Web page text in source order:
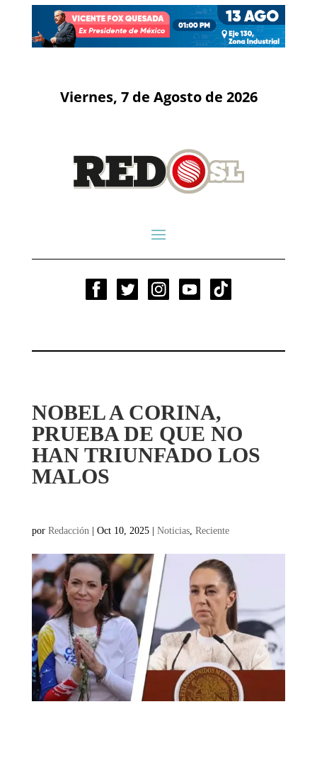
Viernes, 7 de Agosto de 2026
NOBEL A CORINA,
PRUEBA DE QUE NO
HAN TRIUNFADO LOS
MALOS
por Redacción | Oct 10, 2025| Noticias, Reciente